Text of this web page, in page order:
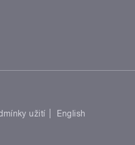
užití
English